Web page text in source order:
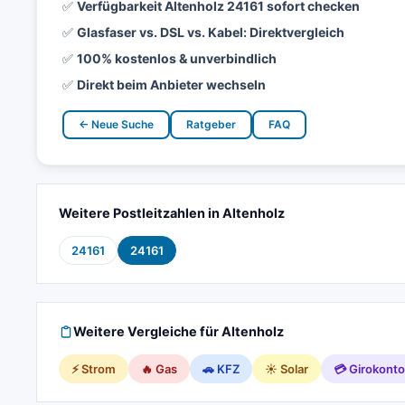
✅ Verfügbarkeit Altenholz 24161 sofort checken
✅ Glasfaser vs. DSL vs. Kabel: Direktvergleich
✅ 100% kostenlos & unverbindlich
✅ Direkt beim Anbieter wechseln
← Neue Suche Ratgeber FAQ
Weitere Postleitzahlen in Altenholz
24161 24161
Weitere Vergleiche für Altenholz
⚡ Strom 🔥 Gas 🚗 KFZ ☀️ Solar 💳 Girokonto